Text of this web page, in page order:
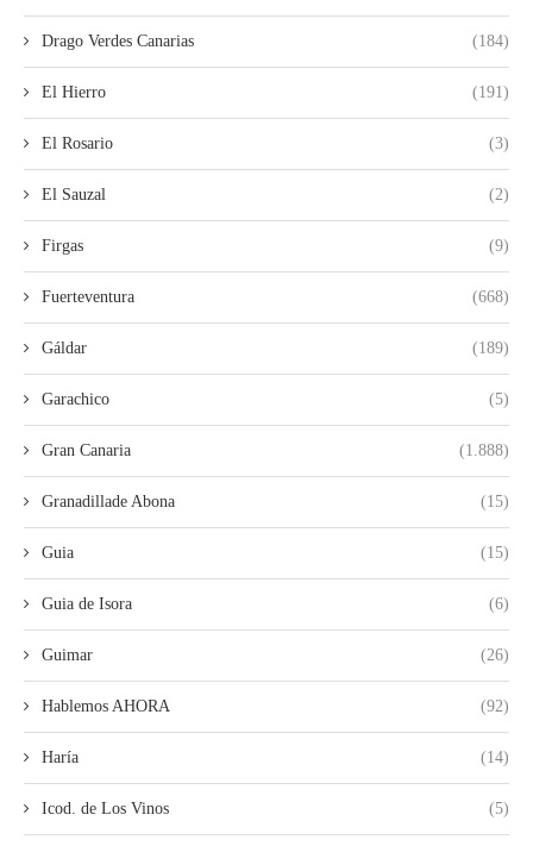
Drago Verdes Canarias (184)
El Hierro (191)
El Rosario (3)
El Sauzal (2)
Firgas (9)
Fuerteventura (668)
Gáldar (189)
Garachico (5)
Gran Canaria (1.888)
Granadillade Abona (15)
Guia (15)
Guia de Isora (6)
Guimar (26)
Hablemos AHORA (92)
Haría (14)
Icod. de Los Vinos (5)